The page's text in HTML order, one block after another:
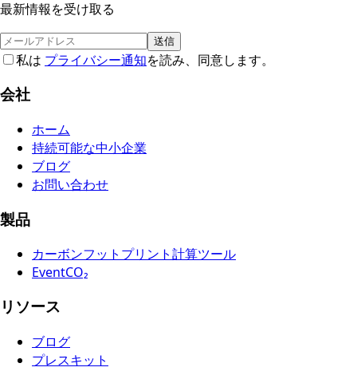
最新情報を受け取る
送信
私は プライバシー通知を読み、同意します。
会社
ホーム
持続可能な中小企業
ブログ
お問い合わせ
製品
カーボンフットプリント計算ツール
EventCO₂
リソース
ブログ
プレスキット